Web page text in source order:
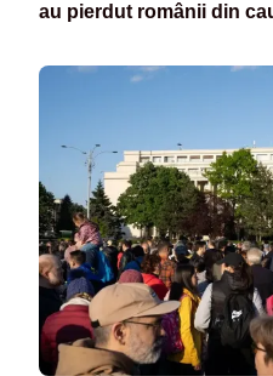
au pierdut românii din